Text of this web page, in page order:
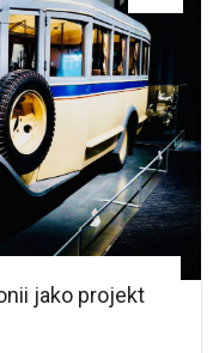
jako projekt